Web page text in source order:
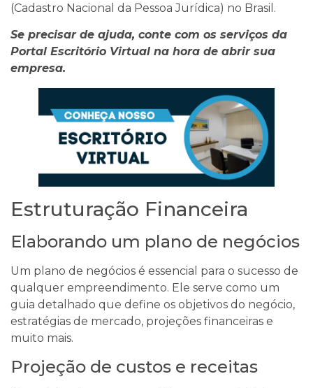
(Cadastro Nacional da Pessoa Jurídica) no Brasil.
Se precisar de ajuda, conte com os serviços da
Portal Escritório Virtual na hora de abrir sua
empresa.
Estruturação Financeira
Elaborando um plano de negócios
Um plano de negócios é essencial para o sucesso de
qualquer empreendimento. Ele serve como um
guia detalhado que define os objetivos do negócio,
estratégias de mercado, projeções financeiras e
muito mais.
Projeção de custos e receitas